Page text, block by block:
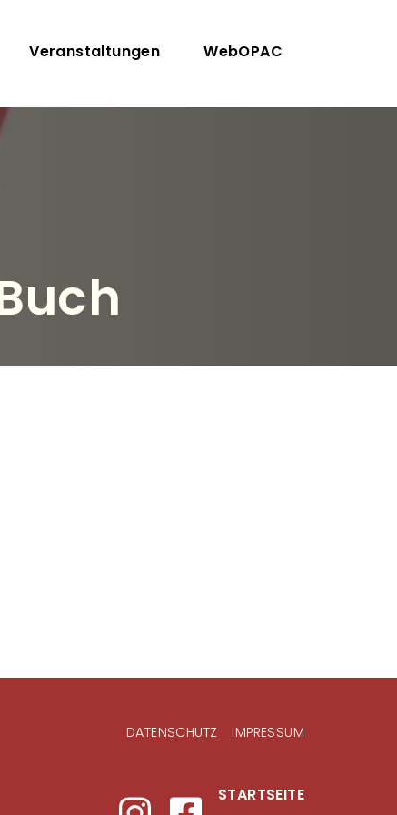
Veranstaltungen WebOPAC
DATENSCHUTZ IMPRESSUM
STARTSEITE